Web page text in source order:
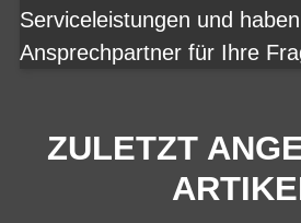
Serviceleistungen und
Ansprechpartner für Ihre
ZULETZT